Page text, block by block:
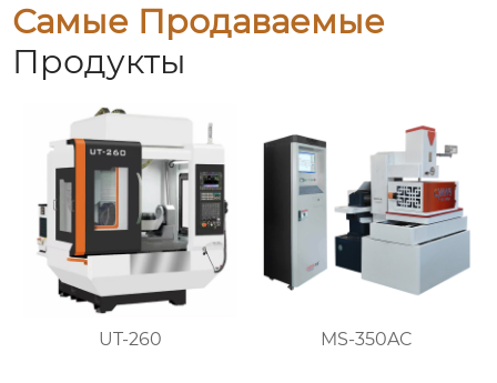
Самые Продаваемые
Продукты
UT-260 MS-350AC